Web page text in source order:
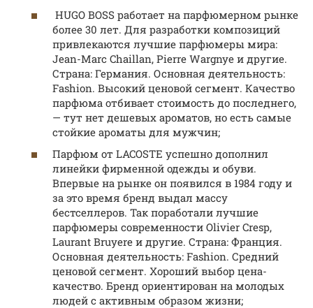
HUGO BOSS работает на парфюмерном рынке
более 30 лет. Для разработки композиций
привлекаются лучшие парфюмеры мира:
Jean-Marc Chaillan, Pierre Wargnye и другие.
Страна: Германия. Основная деятельность:
Fashion. Высокий ценовой сегмент. Качество
парфюма отбивает стоимость до последнего,
— тут нет дешевых ароматов, но есть самые
стойкие ароматы для мужчин;
Парфюм от LACOSTE успешно дополнил
линейки фирменной одежды и обуви.
Впервые на рынке он появился в 1984 году и
за это время бренд выдал массу
бестселлеров. Так поработали лучшие
парфюмеры современности Olivier Cresp,
Laurant Bruyere и другие. Страна: Франция.
Основная деятельность: Fashion. Средний
ценовой сегмент. Хороший выбор цена-
качество. Бренд ориентирован на молодых
людей с активным образом жизни;